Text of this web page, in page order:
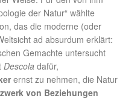
der Natur“ wählte
das die moderne (oder
ad absurdum erklärt:
Gemachte untersucht
Descola dafür,
ernst zu nehmen, die Natur
von Beziehungen